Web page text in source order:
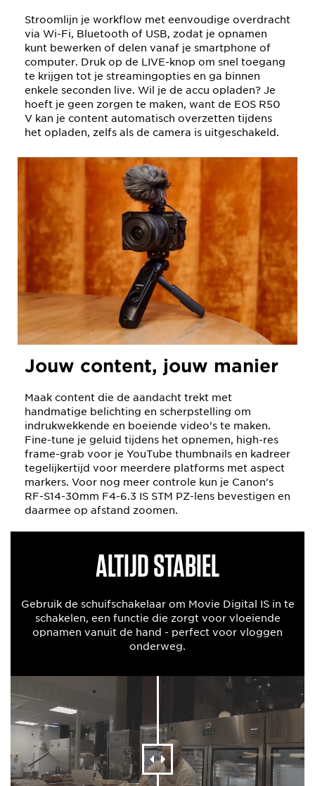
Stroomlijn je workflow met eenvoudige overdracht
via Wi-Fi, Bluetooth of USB, zodat je opnamen
kunt bewerken of delen vanaf je smartphone of
computer. Druk op de LIVE-knop om snel toegang
te krijgen tot je streamingopties en ga binnen
enkele seconden live. Wil je de accu opladen? Je
hoeft je geen zorgen te maken, want de EOS R50
V kan je content automatisch overzetten tijdens
het opladen, zelfs als de camera is uitgeschakeld.
Jouw content, jouw manier
Maak content die de aandacht trekt met
handmatige belichting en scherpstelling om
indrukwekkende en boeiende video's te maken.
Fine-tune je geluid tijdens het opnemen, high-res
frame-grab voor je YouTube thumbnails en kadreer
tegelijkertijd voor meerdere platforms met aspect
markers. Voor nog meer controle kun je Canon's
RF-S14-30mm F4-6.3 IS STM PZ-lens bevestigen en
daarmee op afstand zoomen.
Altijd stabiel
Gebruik de schuifschakelaar om Movie Digital IS in te
schakelen, een functie die zorgt voor vloeiende
opnamen vanuit de hand - perfect voor vloggen
onderweg.